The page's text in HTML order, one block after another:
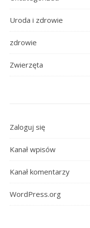
Uroda i zdrowie
zdrowie
Zwierzęta
Zaloguj się
Kanał wpisów
Kanał komentarzy
WordPress.org